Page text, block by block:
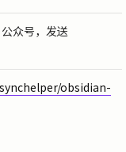
众号，发送
obsidian-